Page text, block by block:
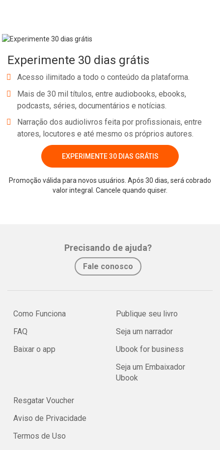
Experimente 30 dias grátis
Acesso ilimitado a todo o conteúdo da plataforma.
Mais de 30 mil títulos, entre audiobooks, ebooks,
podcasts, séries, documentários e notícias.
Narração dos audiolivros feita por profissionais, entre
atores, locutores e até mesmo os próprios autores.
EXPERIMENTE 30 DIAS GRÁTIS
Promoção válida para novos usuários. Após 30 dias, será cobrado
valor integral. Cancele quando quiser.
Precisando de ajuda?
Fale conosco
Como Funciona
FAQ
Baixar o app
Publique seu livro
Seja um narrador
Ubook for business
Seja um Embaixador
Ubook
Resgatar Voucher
Aviso de Privacidade
Termos de Uso